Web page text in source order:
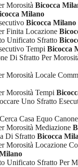
Morosità Bicocca
Milano
Bicocca Milano
Finita Locazione
Unificato Sfratto
Tempi Bicocca
Di Sfratto Per
Morosità Locale
Morosità Tempi
Uno Sfratto
Casa Equo Canone
Morosità Mediazione
Di Sfratto Bicocca
Morosità Locazione
Unificato Sfratto Per